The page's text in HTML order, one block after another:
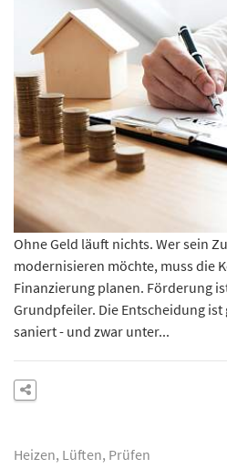
Ohne Geld läuft nichts. Wer sein
modernisieren möchte, muss die
Finanzierung planen. Förderung
Grundpfeiler. Die Entscheidung ist
saniert - und zwar unter...
Heizen, Lüften, Prüfen